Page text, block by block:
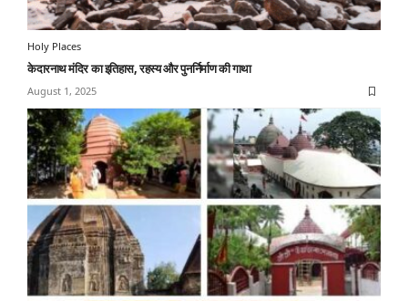
Holy Places
केदारनाथ मंदिर का इतिहास, रहस्य और पुनर्निर्माण की गाथा
August 1, 2025